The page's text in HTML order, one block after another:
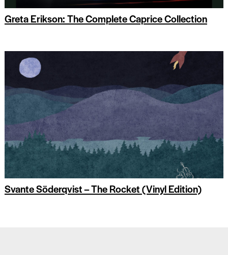
Greta Erikson: The Complete Caprice Collection
Svante Söderqvist – The Rocket (Vinyl Edition)